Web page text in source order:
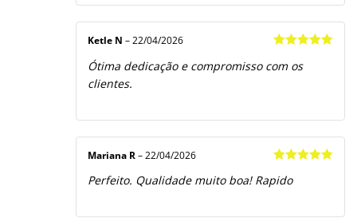
de 5
Ketle N – 22/04/2026
Ótima dedicação e compromisso com os
clientes.
de 5
Mariana R – 22/04/2026
Perfeito. Qualidade muito boa! Rapido